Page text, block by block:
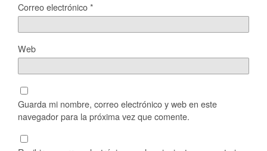
Correo electrónico*
Web
Guarda mi nombre, correo electrónico y web en este
navegador para la próxima vez que comente.